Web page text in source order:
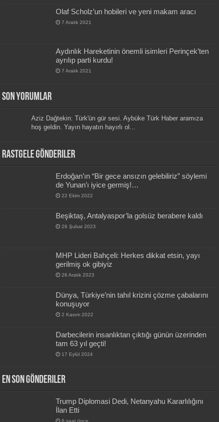
Olaf Scholz’un hobileri ve yeni makam aracı
7 Aralık 2021
Aydınlık Hareketinin önemli isimleri Perinçek’ten
ayrılıp parti kurdu!
7 Aralık 2021
Son Yorumlar
Aziz Dağtekin: Türk'ün gür sesi. Aybüke Türk Haber aramıza
hoş geldin. Yayın hayatın hayırlı ol...
Rastgele Gönderiler
Erdoğan’ın “Bir gece ansızın gelebiliriz” söylemi
de Yunan’ı iyice germiş!…
22 Ekim 2022
Beşiktaş, Antalyaspor’la golsüz berabere kaldı
26 Şubat 2023
MHP Lideri Bahçeli: Herkes dikkat etsin, yayı
gerilmiş ok gibiyiz
26 Aralık 2023
Dünya, Türkiye’nin tahıl krizini çözme çabalarını
konuşuyor
2 Kasım 2022
Darbecilerin insanlıktan çıktığı günün üzerinden
tam 63 yıl geçti!
17 Eylül 2024
En Son Gönderiler
Trump Diplomasi Dedi, Netanyahu Kararlılığını
İlan Etti